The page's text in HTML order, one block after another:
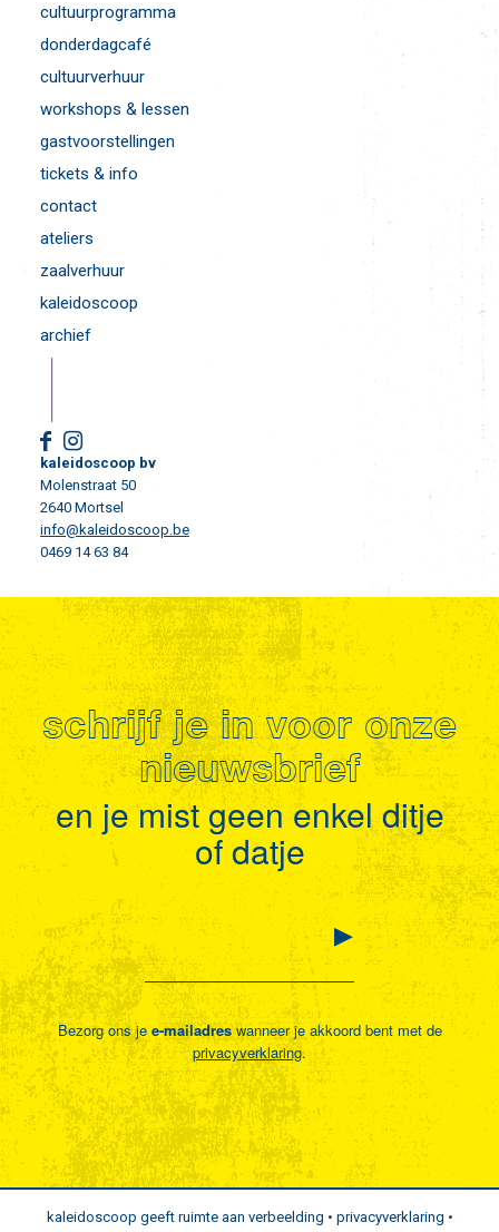
cultuurprogramma
donderdagcafé
cultuurverhuur
workshops & lessen
gastvoorstellingen
tickets & info
contact
ateliers
zaalverhuur
kaleidoscoop
archief
kaleidoscoop bv
Molenstraat 50
2640 Mortsel
info@kaleidoscoop.be
0469 14 63 84
schrijf je in voor onze
nieuwsbrief
en je mist geen enkel ditje
of datje
Bezorg ons je e-mailadreswanneer je akkoord bent met de
privacyverklaring.
kaleidoscoop geeft ruimte aan verbeelding • privacyverklaring •